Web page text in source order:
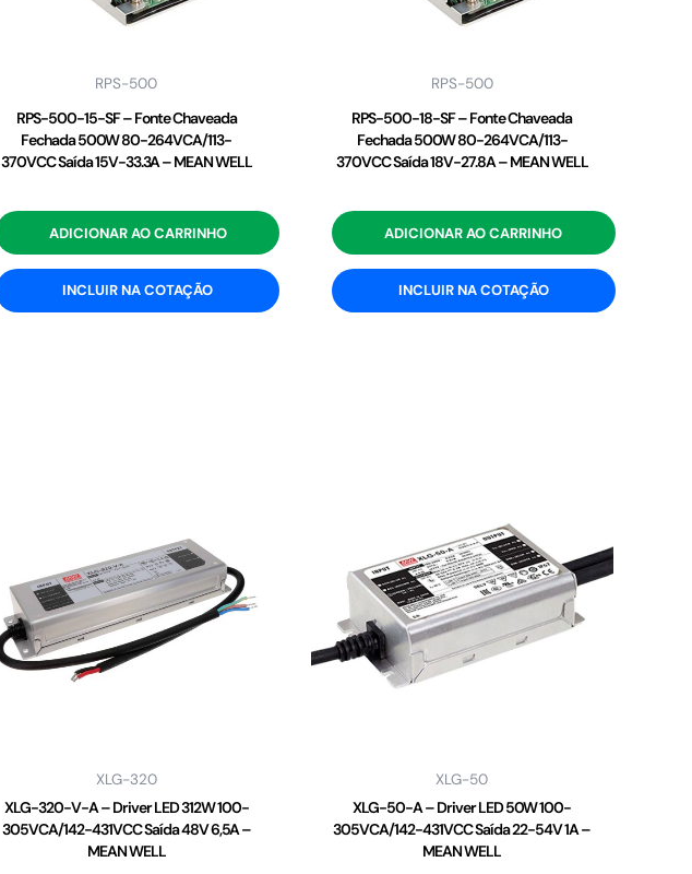
RPS-500
RPS-500-15-SF – Fonte Chaveada
Fechada 500W 80-264VCA/113-
370VCC Saída 15V-33.3A – MEAN WELL
ADICIONAR AO CARRINHO
INCLUIR NA COTAÇÃO
RPS-500
RPS-500-18-SF – Fonte Chaveada
Fechada 500W 80-264VCA/113-
370VCC Saída 18V-27.8A – MEAN WELL
ADICIONAR AO CARRINHO
INCLUIR NA COTAÇÃO
XLG-320
XLG-320-V-A – Driver LED 312W 100-
305VCA/142-431VCC Saída 48V 6,5A –
MEAN WELL
XLG-50
XLG-50-A – Driver LED 50W 100-
305VCA/142-431VCC Saída 22-54V 1A –
MEAN WELL